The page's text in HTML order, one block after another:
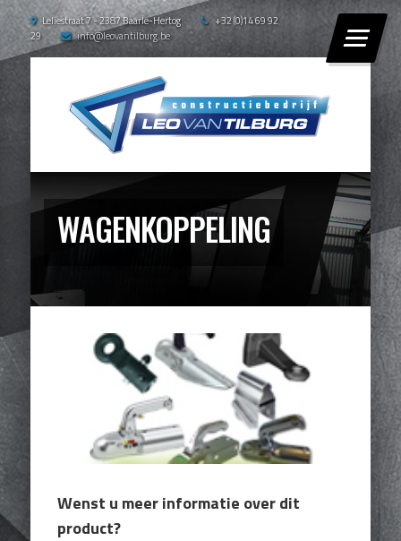
Leliestraat 7 - 2387 Baarle-Hertog
+32 (0)14 69 92
29
info@leovantilburg.be
WAGENKOPPELING
Wenst u meer informatie over dit
product?